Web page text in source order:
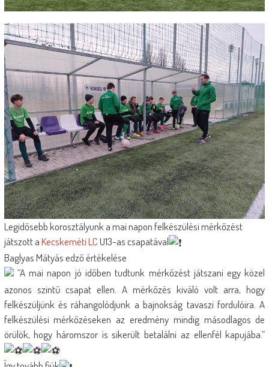
Legidősebb korosztályunk a mai napon felkészülési mérkőzést
játszott aKecskeméti LCU13-as csapatával
Baglyas Mátyás edző értékelése
“A mai napon jó időben tudtunk mérkőzést játszani egy közel
azonos szintű csapat ellen. A mérkőzés kiváló volt arra, hogy
felkészüljünk és ráhangolódjunk a bajnokság tavaszi fordulóira. A
felkészülési mérkőzéseken az eredmény mindig másodlagos de
örülök, hogy háromszor is sikerült betalálni az ellenfél kapujába.”